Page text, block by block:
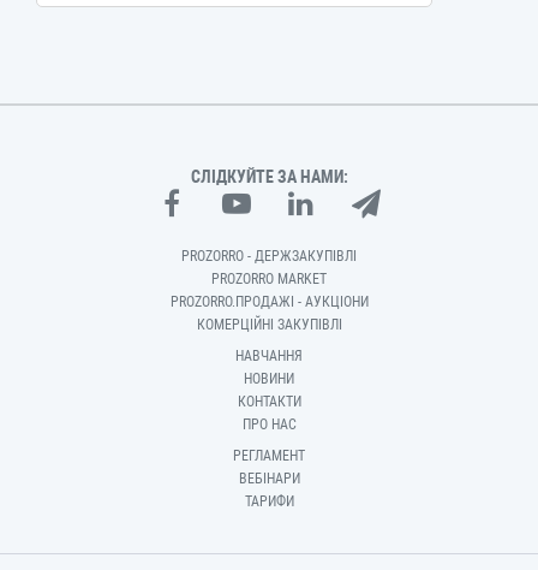
СЛІДКУЙТЕ ЗА НАМИ:
PROZORRO - ДЕРЖЗАКУПІВЛІ
PROZORRO MARKET
PROZORRO.ПРОДАЖІ - АУКЦІОНИ
КОМЕРЦІЙНІ ЗАКУПІВЛІ
НАВЧАННЯ
НОВИНИ
КОНТАКТИ
ПРО НАС
РЕГЛАМЕНТ
ВЕБІНАРИ
ТАРИФИ